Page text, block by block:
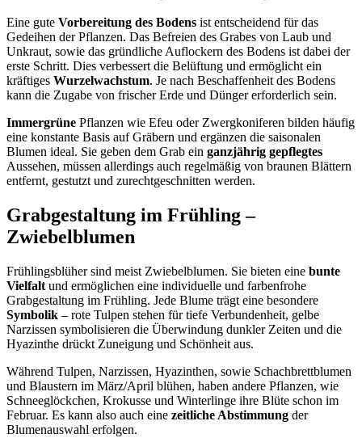
Eine gute Vorbereitung des Bodens ist entscheidend für das
Gedeihen der Pflanzen. Das Befreien des Grabes von Laub und
Unkraut, sowie das gründliche Auflockern des Bodens ist dabei der
erste Schritt. Dies verbessert die Belüftung und ermöglicht ein
kräftiges Wurzelwachstum. Je nach Beschaffenheit des Bodens
kann die Zugabe von frischer Erde und Dünger erforderlich sein.
Immergrüne Pflanzen wie Efeu oder Zwergkoniferen bilden häufig
eine konstante Basis auf Gräbern und ergänzen die saisonalen
Blumen ideal. Sie geben dem Grab ein ganzjährig gepflegtes
Aussehen, müssen allerdings auch regelmäßig von braunen Blättern
entfernt, gestutzt und zurechtgeschnitten werden.
Grabgestaltung im Frühling –
Zwiebelblumen
Frühlingsblüher sind meist Zwiebelblumen. Sie bieten eine bunte
Vielfalt und ermöglichen eine individuelle und farbenfrohe
Grabgestaltung im Frühling. Jede Blume trägt eine besondere
Symbolik – rote Tulpen stehen für tiefe Verbundenheit, gelbe
Narzissen symbolisieren die Überwindung dunkler Zeiten und die
Hyazinthe drückt Zuneigung und Schönheit aus.
Während Tulpen, Narzissen, Hyazinthen, sowie Schachbrettblumen
und Blaustern im März/April blühen, haben andere Pflanzen, wie
Schneeglöckchen, Krokusse und Winterlinge ihre Blüte schon im
Februar. Es kann also auch eine zeitliche Abstimmung der
Blumenauswahl erfolgen.